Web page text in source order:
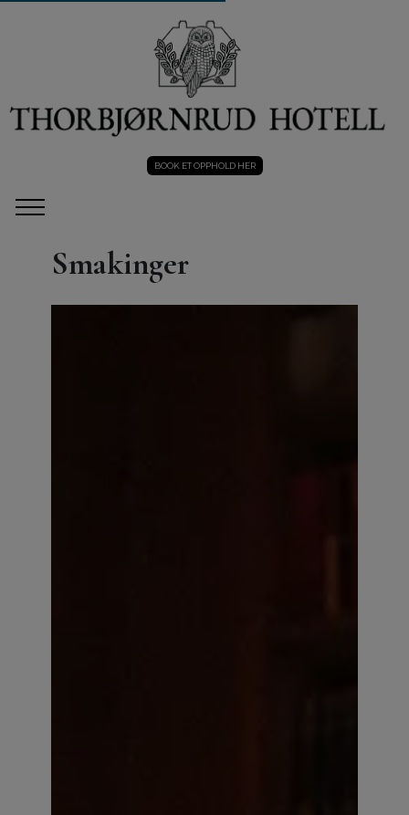
BOOK ET OPPHOLD HER
Smakinger